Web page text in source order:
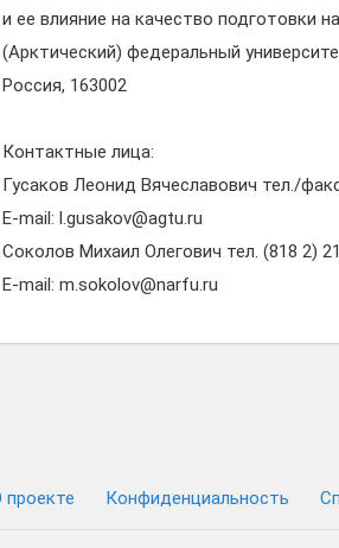
и ее влияние на качество подготовки
(Арктический) федеральный
Россия, 163002
Контактные лица:
Гусаков Леонид Вячеславович тел./
E-mail: l.gusakov@agtu.ru
Соколов Михаил Олегович тел. (818 2)
E-mail: m.sokolov@narfu.ru
проекте Конфиденциальность